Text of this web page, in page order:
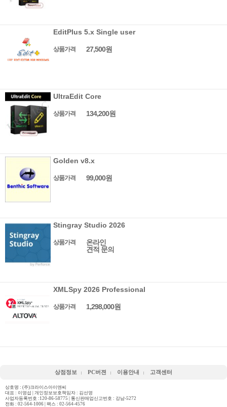
EditPlus 5.x Single user
상품가격 27,500원
UltraEdit Core
상품가격 134,200원
Golden v8.x
상품가격 99,000원
Stingray Studio 2026
상품가격
온라인
견적 문의
XMLSpy 2026 Professional
상품가격 1,298,000원
상점정보 PC버젼 이용안내 고객센터
상호명 : (주)크라이스아이앤씨
대표 : 이영섭 | 개인정보보호책임자 : 김선영
사업자등록번호 :120-86-58775 | 통신판매업신고번호 : 강남-5272
전화 : 02-564-1006 | 팩스 : 02-564-4576